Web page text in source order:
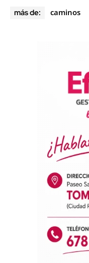
más de: caminos